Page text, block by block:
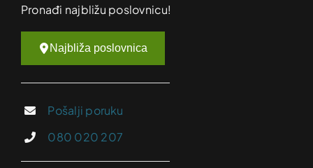
Pronađi najbližu poslovnicu!
Najbliža poslovnica
Pošalji poruku
080 020 207